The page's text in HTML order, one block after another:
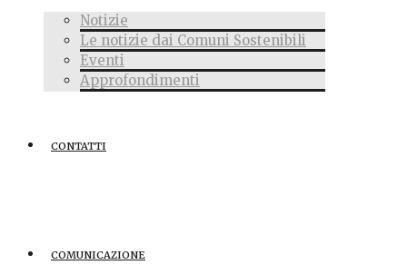
Notizie
Le notizie dai Comuni Sostenibili
Eventi
Approfondimenti
CONTATTI
COMUNICAZIONE